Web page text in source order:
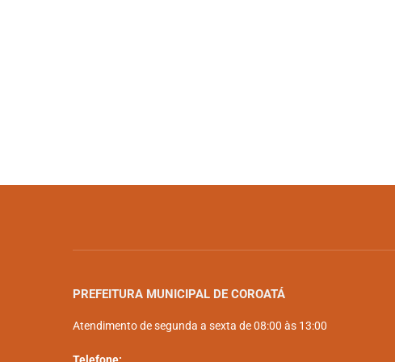
PREFEITURA MUNICIPAL DE COROATÁ
Atendimento de segunda a sexta de 08:00 às 13:00